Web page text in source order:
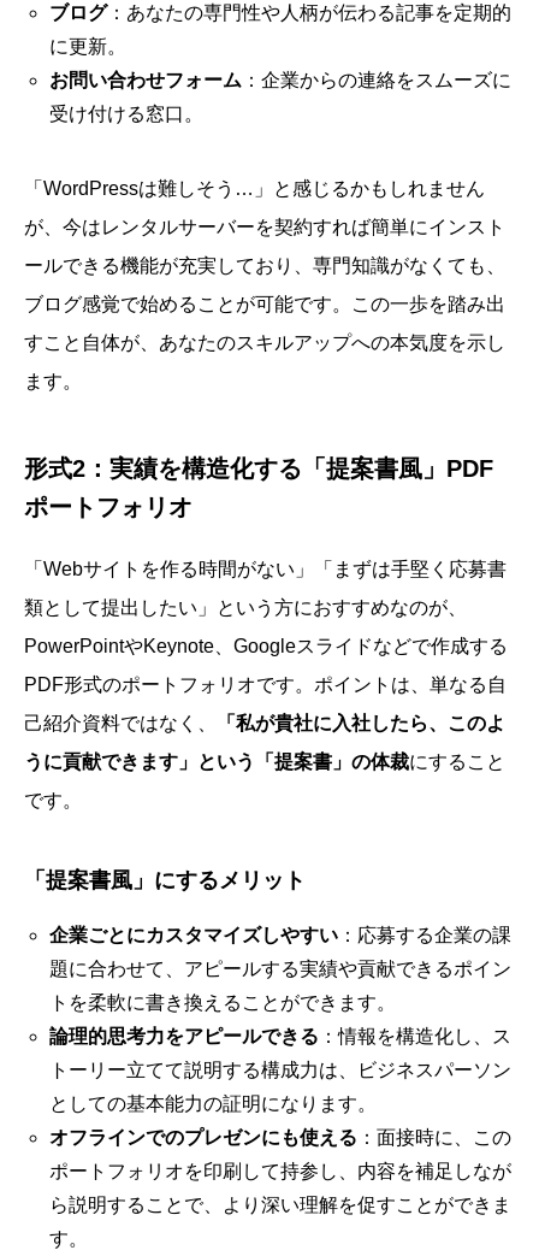
ブログ：あなたの専門性や人柄が伝わる記事を定期的
に更新。
お問い合わせフォーム ：企業からの連絡をスムーズに
受け付ける窓口。
「WordPressは難しそう…」と感じるかもしれません
が、今はレンタルサーバーを契約すれば簡単にインスト
ールできる機能が充実しており、専門知識がなくても、
ブログ感覚で始めることが可能です。この一歩を踏み出
すこと自体が、あなたのスキルアップへの本気度を示し
ます。
形式2：実績を構造化する「提案書風」PDF
ポートフォリオ
「Webサイトを作る時間がない」「まずは手堅く応募書
類として提出したい」という方におすすめなのが、
PowerPointやKeynote、Googleスライドなどで作成する
PDF形式のポートフォリオです。ポイントは、単なる自
己紹介資料ではなく、
「私が貴社に入社したら、このよ
うに貢献できます」という「提案書」の体裁にすること
です。
「提案書風」にするメリット
企業ごとにカスタマイズしやすい：応募する企業の課
題に合わせて、アピールする実績や貢献できるポイン
トを柔軟に書き換えることができます。
論理的思考力をアピールできる ：情報を構造化し、ス
トーリー立てて説明する構成力は、ビジネスパーソン
としての基本能力の証明になります。
オフラインでのプレゼンにも使える ：面接時に、この
ポートフォリオを印刷して持参し、内容を補足しなが
ら説明することで、より深い理解を促すことができま
す。